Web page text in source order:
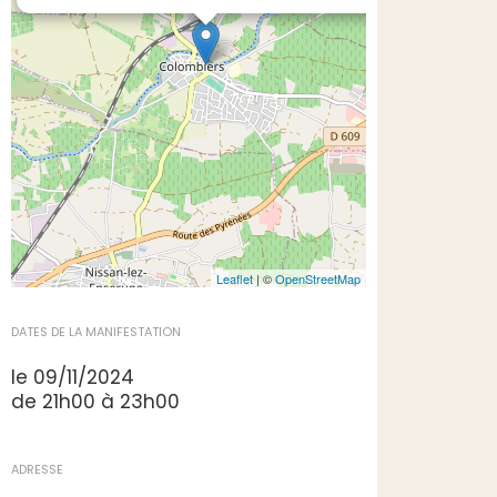
Leaflet| ©OpenStreetMap
DATES DE LA MANIFESTATION
le 09/11/2024
de 21h00 à 23h00
ADRESSE